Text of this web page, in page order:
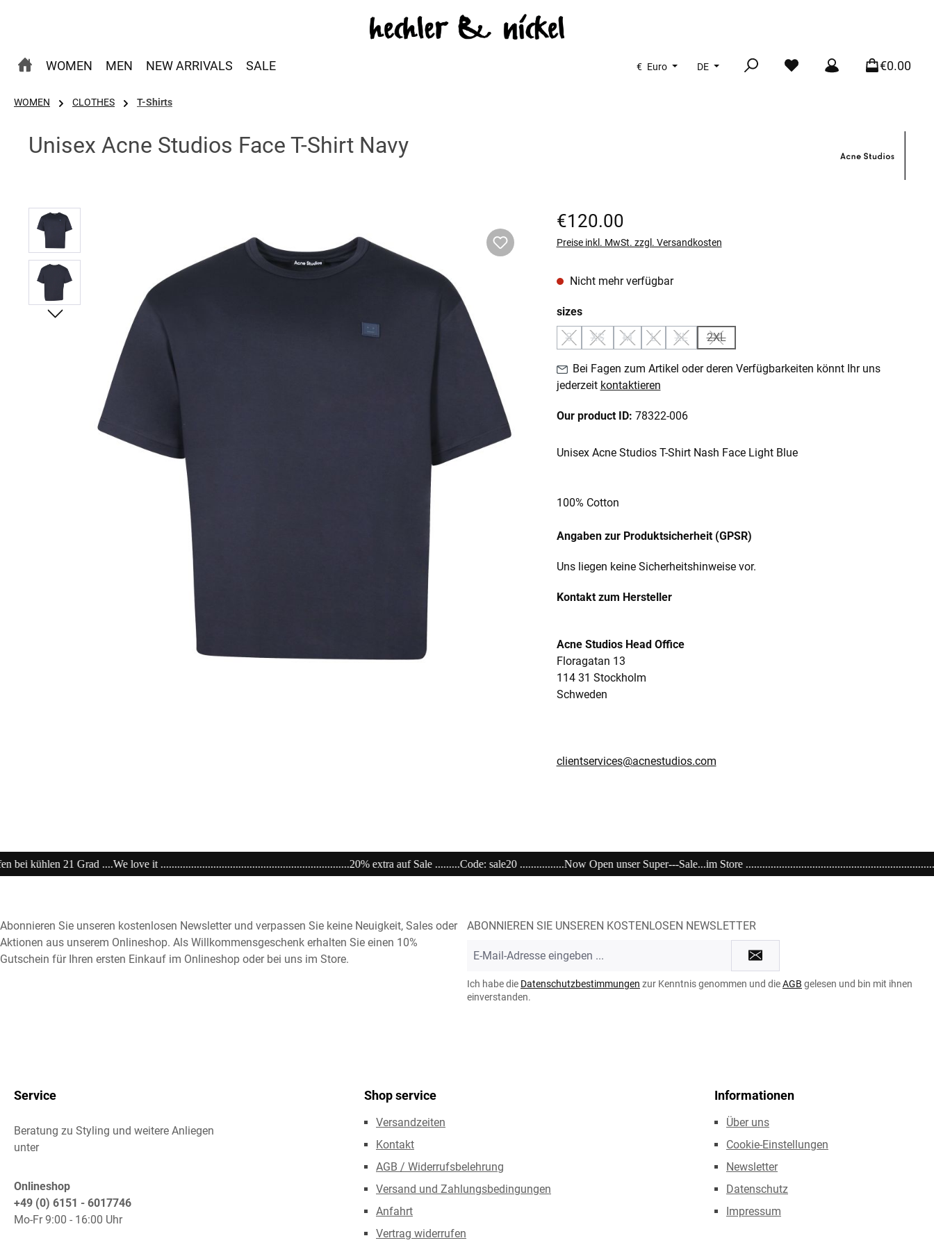
WOMEN MEN NEW ARRIVALS SALE € Euro DE €0.00
WOMEN CLOTHES T-Shirts
Unisex Acne Studios Face T-Shirt Navy
Bildergalerie überspringen Regulärer Preis:
€120.00
Preise inkl. MwSt. zzgl. Versandkosten
Nicht mehr verfügbar
sizesauswählen
S
(Diese Option ist zurzeit nicht verfügbar.)
XS
(Diese Option ist zurzeit nicht verfügbar.)
M
(Diese Option ist zurzeit nicht verfügbar.)
L
(Diese Option ist zurzeit nicht verfügbar.)
XL
(Diese Option ist zurzeit nicht verfügbar.)
2XL
(Diese Option ist zurzeit nicht verfügbar.)
Bei Fagen zum Artikel oder deren Verfügbarkeiten könnt Ihr uns
jederzeit kontaktieren
Our product ID: 78322-006
Unisex Acne Studios T-Shirt Nash Face Light Blue
100% Cotton
Angaben zur Produktsicherheit (GPSR)
Uns liegen keine Sicherheitshinweise vor.
Kontakt zum Hersteller
Acne Studios Head Office
Floragatan 13
114 31 Stockholm
Schweden
clientservices@acnestudios.com
it ....................................................................20% extra auf Sale .........Code: sale20 ................Now Open unser Super---Sale...im Store
Abonnieren Sie unseren kostenlosen Newsletter und verpassen Sie keine Neuigkeit, Sales oder
Aktionen aus unserem Onlineshop. Als Willkommensgeschenk erhalten Sie einen 10%
Gutschein für Ihren ersten Einkauf im Onlineshop oder bei uns im Store.
ABONNIEREN SIE UNSEREN KOSTENLOSEN NEWSLETTER
Mail-
*
Ich habe die Datenschutzbestimmungen zur Kenntnis genommen und dieAGB gelesen und bin mit ihnen
einverstanden.
Service
Beratung zu Styling und weitere Anliegen
unter
Onlineshop
+49 (0) 6151 - 6017746
Mo-Fr 9:00 - 16:00 Uhr
Shop service
Versandzeiten
Kontakt
AGB / Widerrufsbelehrung
Versand und Zahlungsbedingungen
Anfahrt
Vertrag widerrufen
Informationen
Über uns
Cookie-Einstellungen
Newsletter
Datenschutz
Impressum